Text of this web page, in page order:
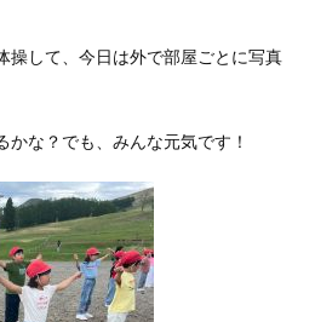
操して、今日は外で部屋ごとに写真
かな？でも、みんな元気です！